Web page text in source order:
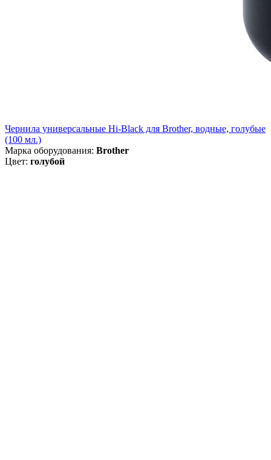
Чернила универсальные Hi-Black для Brother, водные, голубые
(100 мл.)
Марка оборудования: Brother
Цвет: голубой